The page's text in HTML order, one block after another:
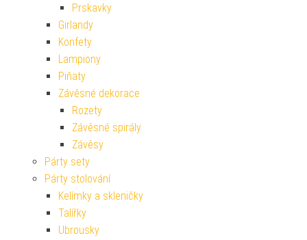
Prskavky
Girlandy
Konfety
Lampiony
Piňaty
Závěsné dekorace
Rozety
Závěsné spirály
Závěsy
Párty sety
Párty stolování
Kelímky a skleničky
Talířky
Ubrousky